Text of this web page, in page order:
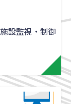
設監視・制御